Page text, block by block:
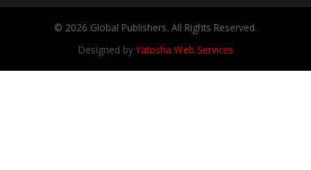
© 2026 Global Publishers. All Rights Reserved.
Designed byYatosha Web Services